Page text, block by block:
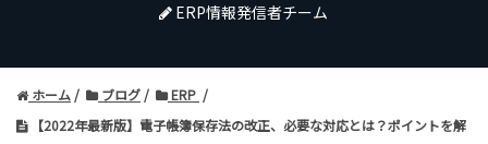
ERP情報発信者チーム
ホーム ブログ
ERP
【2022年最新版】電子帳簿保存法の改正、必要な対応とは？ポイントを解